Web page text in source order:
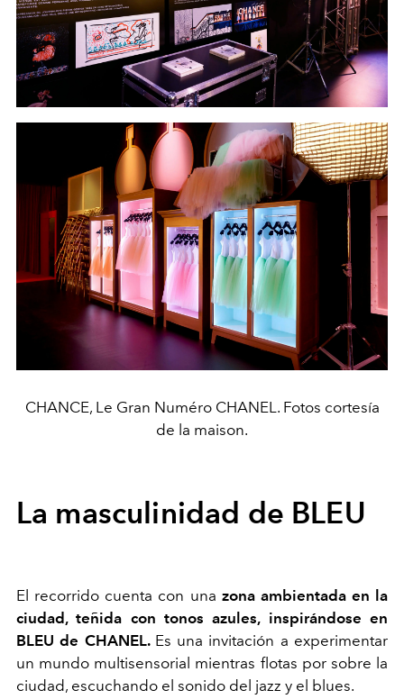
CHANCE, Le Gran Numéro CHANEL. Fotos cortesía
de la maison.
La masculinidad de BLEU
El recorrido cuenta con una zona ambientada en la
ciudad, teñida con tonos azules, inspirándose en
BLEU de CHANEL. Es una invitación a experimentar
un mundo multisensorial mientras flotas por sobre la
ciudad, escuchando el sonido del jazz y el blues.